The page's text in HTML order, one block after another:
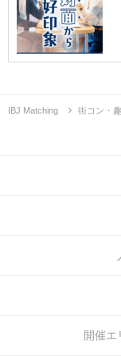
IBJ Matching 街コン・
開催エ